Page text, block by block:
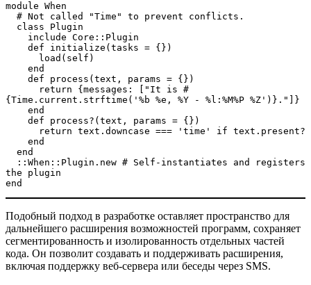
module When
  # Not called "Time" to prevent conflicts.
  class Plugin
    include Core::Plugin
    def initialize(tasks = {})
      load(self)
    end
    def process(text, params = {})
{Time.current.strftime('%b %e, %Y - %l:%M%P %Z')}."]}
    end
    def process?(text, params = {})
      return text.downcase === 'time' if text.present?
    end
  end
the plugin
end
Подобный подход в разработке оставляет пространство для
дальнейшего расширения возможностей программ, сохраняет
сегментированность и изолированность отдельных частей
кода. Он позволит создавать и поддерживать расширения,
включая поддержку веб-сервера или беседы через SMS.